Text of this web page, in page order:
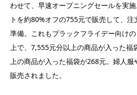
わせて、早速オープニングセールを実
トを約80%オフの755元で販売して、
準備。これもブラックフライデー向け
上で、7,555元分以上の商品が入った福
上の商品が入った福袋が268元。婦人
販売されました。